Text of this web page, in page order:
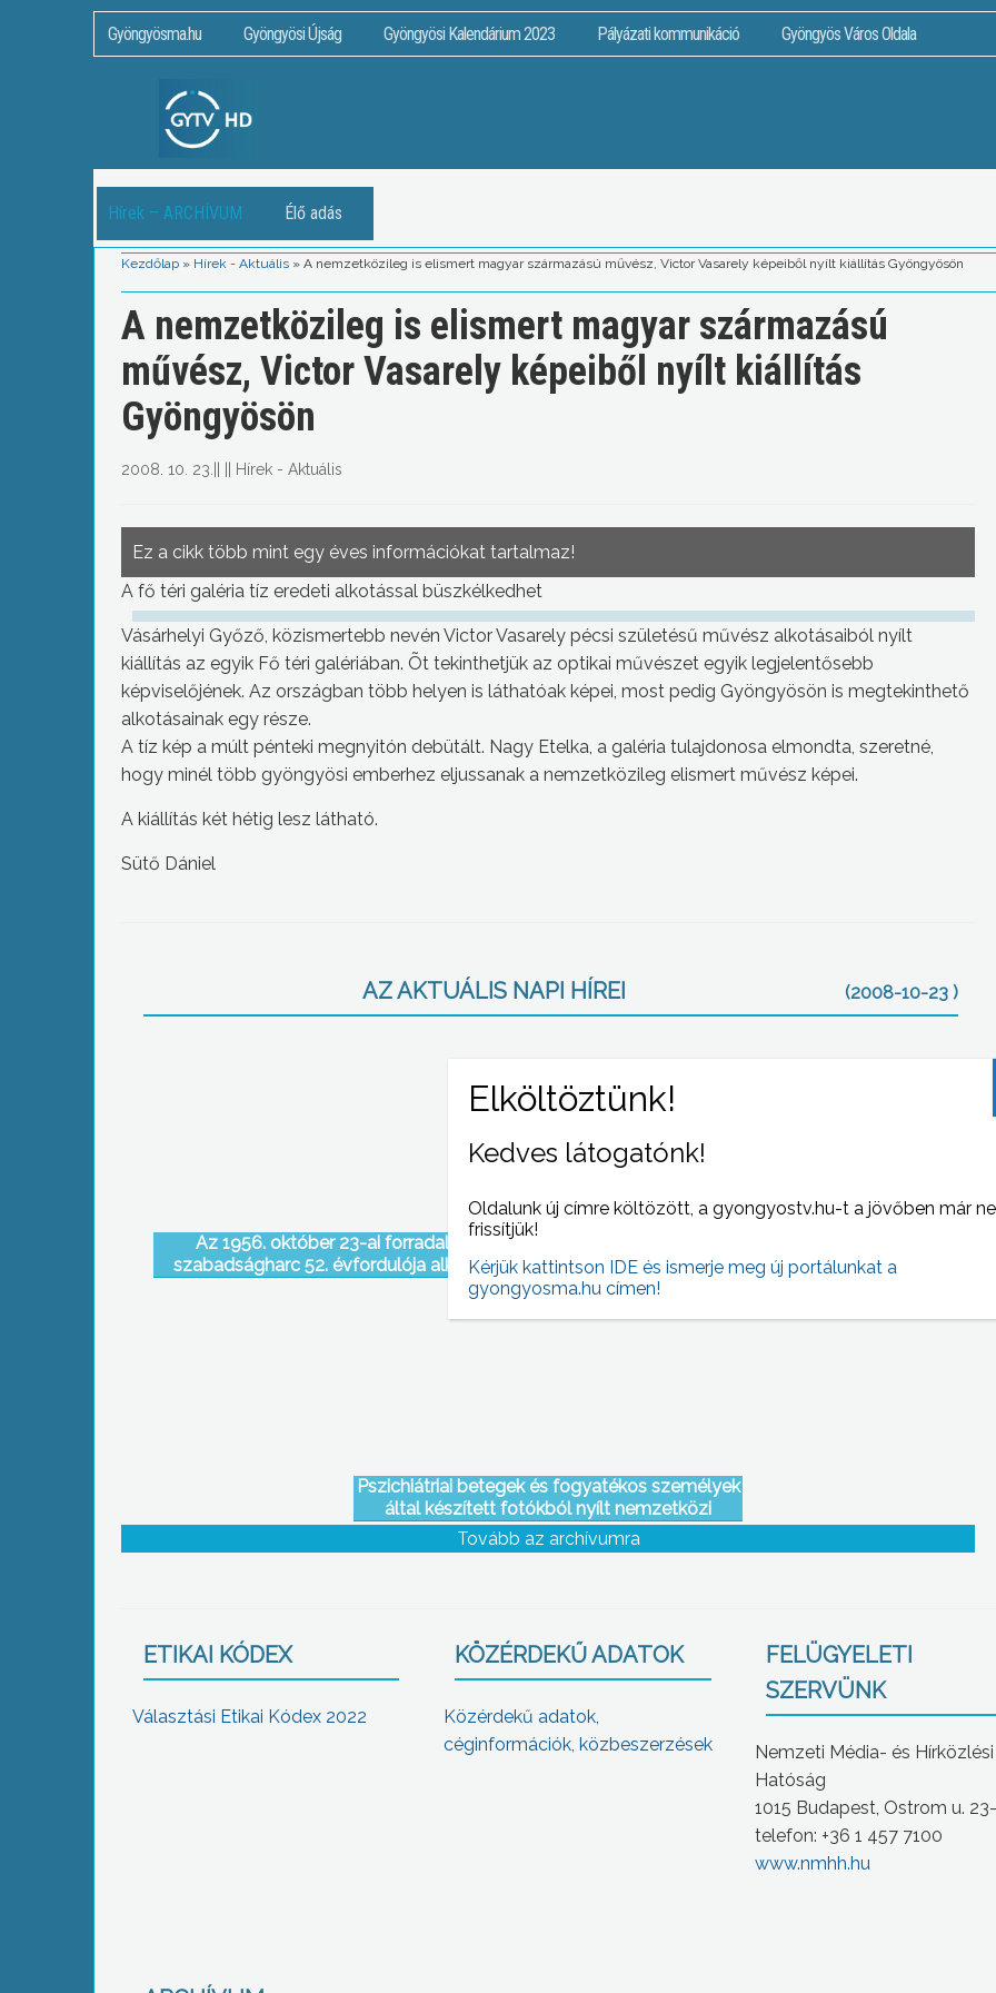
Gyöngyösma.hu Gyöngyösi Újság Gyöngyösi Kalendárium 2023 Pályázati kommunikáció Gyöngyös Város Oldala
Hírek – ARCHÍVUM Élő adás
Kezdőlap » Hírek - Aktuális » A nemzetközileg is elismert magyar származású művész, Victor Vasarely képeiből nyílt kiállítás Gyöngyösön
A nemzetközileg is elismert magyar származású
művész, Victor Vasarely képeiből nyílt kiállítás
Gyöngyösön
2008. 10. 23. Hírek - Aktuális
Ez a cikk több mint egy éves információkat tartalmaz!
A fő téri galéria tíz eredeti alkotással büszkélkedhet
Vásárhelyi Győző, közismertebb nevén Victor Vasarely pécsi születésű művész alkotásaiból nyílt
kiállítás az egyik Fő téri galériában. Õt tekinthetjük az optikai művészet egyik legjelentősebb
képviselőjének. Az országban több helyen is láthatóak képei, most pedig Gyöngyösön is megtekinthető
alkotásainak egy része.
A tíz kép a múlt pénteki megnyitón debütált. Nagy Etelka, a galéria tulajdonosa elmondta, szeretné,
hogy minél több gyöngyösi emberhez eljussanak a nemzetközileg elismert művész képei.
A kiállítás két hétig lesz látható.
Sütő Dániel
AZ AKTUÁLIS NAPI HÍREI (2008-10-23 )
Az 1956. október 23-ai forradalom és
szabadságharc 52. évfordulója alkalmából
ünnepi megemlékezést tartottak Gyöngyösön
fel a gyöngyöshalásziak 1956. október 23.
Pszichiátriai betegek és fogyatékos személyek
által készített fotókból nyílt nemzetközi
kiállítás a gyöngyösi művelődési központban
Tovább az archívumra
ETIKAI KÓDEX
Választási Etikai Kódex 2022
KÖZÉRDEKŰ ADATOK
Közérdekű adatok,
céginformációk, közbeszerzések
FELÜGYELETI
SZERVÜNK
Nemzeti Média- és Hírközlési
Hatóság
1015 Budapest, Ostrom u.
telefon: +36 1 457 7100
www.nmhh.hu
Kedves látogatónk!
Oldalunk új címre költözött, a gyongyostv.hu-t a jövőben már
frissítjük!
Kérjük kattintson IDE és ismerje meg új portálunkat a
gyongyosma.hu címen!